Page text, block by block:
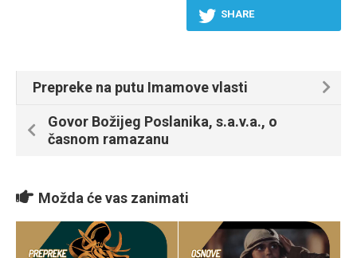
SHARE
Prepreke na putu Imamove vlasti
Govor Božijeg Poslanika, s.a.v.a., o
časnom ramazanu
Možda će vas zanimati